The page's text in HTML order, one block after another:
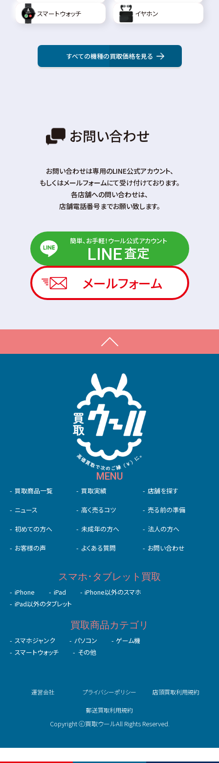
スマートウォッチ イヤホン
すべての機種の買取価格を見る
お問い合わせ
お問い合わせは専⽤のLINE公式アカウント、
もしくはメールフォームにて受け付けております。
各店舗への問い合わせは、
店舗電話番号までお願い致します。
簡単、お手軽！ウール公式アカウント
LINE査定
メールフォーム
MENU
買取商品一覧 買取実績 店舗を探す
ニュース 高く売るコツ 売る前の準備
初めての⽅へ 未成年の⽅へ 法人の方へ
お客様の声 よくある質問 お問い合わせ
スマホ･タブレット買取
iPhone iPad
iPhone以外のスマホ
iPad以外のタブレット
買取商品カテゴリ
スマホジャンク パソコン
ゲーム機
スマートウォッチ
その他
Copyright ⓒ買取ウールAll Rights Reserved.
運営会社 プライバシーポリシー 店頭買取利用規約
郵送買取利用規約